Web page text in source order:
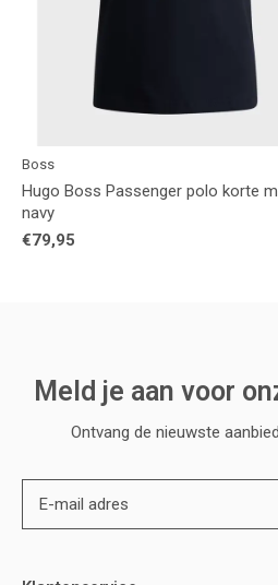
Boss
Hugo Boss Passenger polo korte
navy
€79,95
Meld je aan voor
Ontvang de nieuwste